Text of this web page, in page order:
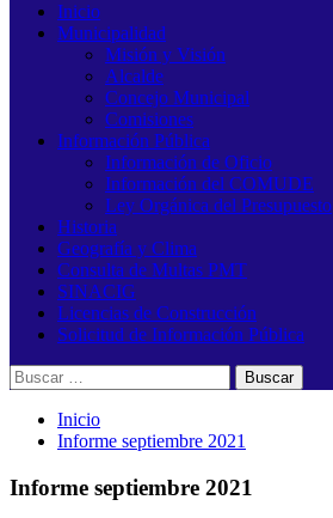
Inicio
Municipalidad
Misión y Visión
Alcalde
Concejo Municipal
Comisiones
Información Pública
Información de Oficio
Información del COMUDE
Ley Orgánica del Presupuesto
Historia
Geografía y Clima
Consulta de Multas PMT
SINACIG
Licencias de Construcción
Solicitud de Información Pública
Buscar:
Inicio
Informe septiembre 2021
Informe septiembre 2021